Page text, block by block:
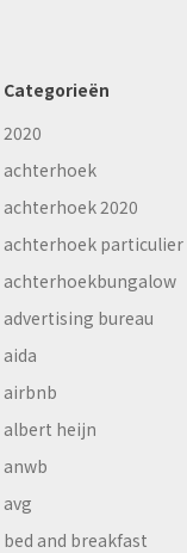
Categorieën
2020
achterhoek
achterhoek 2020
achterhoek particulier
achterhoekbungalow
advertising bureau
aida
airbnb
albert heijn
anwb
avg
bed and breakfast